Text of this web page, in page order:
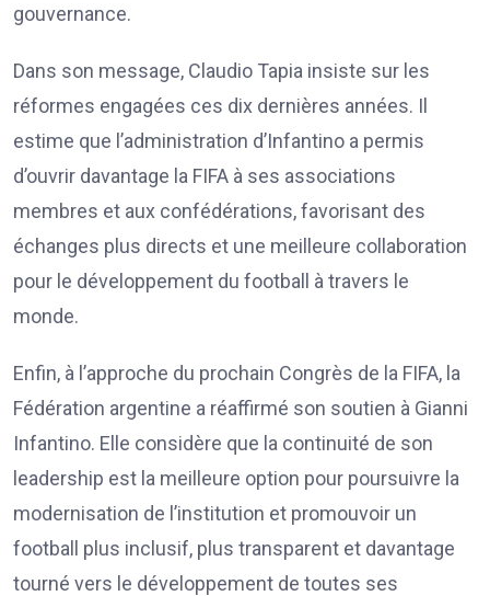
gouvernance.
Dans son message, Claudio Tapia insiste sur les
réformes engagées ces dix dernières années. Il
estime que l’administration d’Infantino a permis
d’ouvrir davantage la FIFA à ses associations
membres et aux confédérations, favorisant des
échanges plus directs et une meilleure collaboration
pour le développement du football à travers le
monde.
Enfin, à l’approche du prochain Congrès de la FIFA, la
Fédération argentine a réaffirmé son soutien à Gianni
Infantino. Elle considère que la continuité de son
leadership est la meilleure option pour poursuivre la
modernisation de l’institution et promouvoir un
football plus inclusif, plus transparent et davantage
tourné vers le développement de toutes ses